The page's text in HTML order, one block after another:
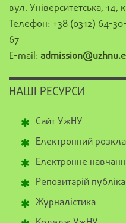
вул. Університетська, 14,
Телефон: +38 (0312) 64-
67
E-mail:
НАШІ РЕСУРСИ
Сайт УжНУ
Електронний
Електронне
Репозитарій
Журналістика